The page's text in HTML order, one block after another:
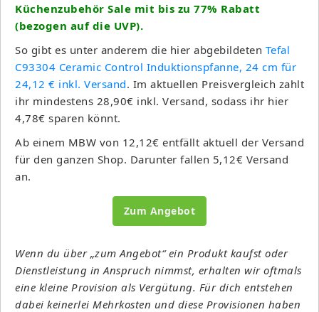
Küchenzubehör Sale mit bis zu 77% Rabatt
(bezogen auf die UVP).
So gibt es unter anderem die hier abgebildeten Tefal
C93304 Ceramic Control Induktionspfanne, 24 cm für
24,12 € inkl. Versand. Im aktuellen Preisvergleich zahlt
ihr mindestens 28,90€ inkl. Versand, sodass ihr hier
4,78€ sparen könnt.
Ab einem MBW von 12,12€ entfällt aktuell der Versand
für den ganzen Shop. Darunter fallen 5,12€ Versand
an.
Zum Angebot
Wenn du über „zum Angebot“ ein Produkt kaufst oder
Dienstleistung in Anspruch nimmst, erhalten wir oftmals
eine kleine Provision als Vergütung. Für dich entstehen
dabei keinerlei Mehrkosten und diese Provisionen haben